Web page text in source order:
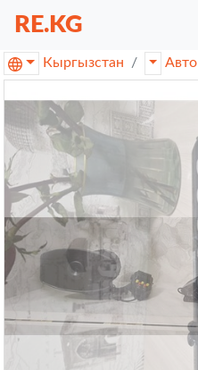
RE.KG
Кыргызстан Авто